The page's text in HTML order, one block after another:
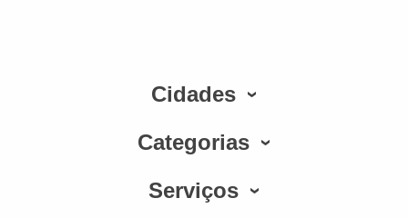
Cidades
Categorias
Serviços